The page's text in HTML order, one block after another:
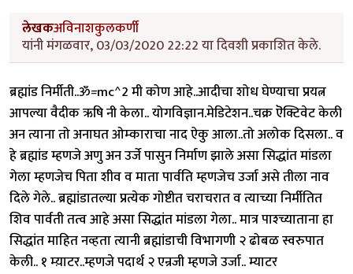
लेखकअविनाशकुलकर्णी
यांनी मंगळवार, 03/03/2020 22:22 या दिवशी प्रकाशित केले.
ब्रह्मांड निर्मीती..ॐ=mc^2 मी कोण आहे..आदीचा शोध घेण्याचा प्रयत्न
आपल्या वैदीक ऋषि नी केला.. योगविज्ञान.मेडिटेशन..चक्र ऎक्टिवेट केली
अन त्याना तो अनाघत ओम्काराचा नाद ऐकु आला..तो अलोक दिसला.. व
हे ब्रह्मांड म्हणजे अणु अन उर्जे पासुन निर्माण झाले असा सिद्धांत मांडला
गेला म्हणजेच पिता शीव व माता पार्वति म्हणजेच उर्जा असे तीला नाव
दिले गेले.. ब्रह्मांडातल्या प्रत्येक गोष्टीत चराचरात व त्याच्या निर्मीतित
शिव पार्वती तत्व आहे असा सिद्धांत मांडला गेला.. मात्र पाश्च्याताना हा
सिद्धांत माहित नव्हता त्यानी ब्रह्मांडाची विभागणी २ ढोबळ स्वरुपात
केली.. १ म्य़ाटर..म्हणजे पदार्थ २ एन्रजी म्हणजे उर्जा.. म्याटर